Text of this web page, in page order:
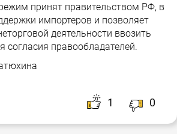
принят правительством РФ, в
импортеров и позволяет
деятельности ввозить
согласия правообладателей.
1 0